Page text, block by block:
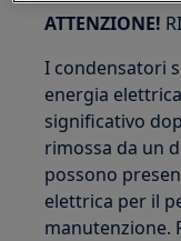
ATTENZIONE!
I condensatori
energia
significativo
rimossa da un
possono
elettrica per il
manutenzione.